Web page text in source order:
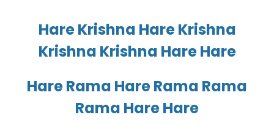
Hare Krishna Hare Krishna
Krishna Krishna Hare Hare
Hare Rama Hare Rama Rama
Rama Hare Hare